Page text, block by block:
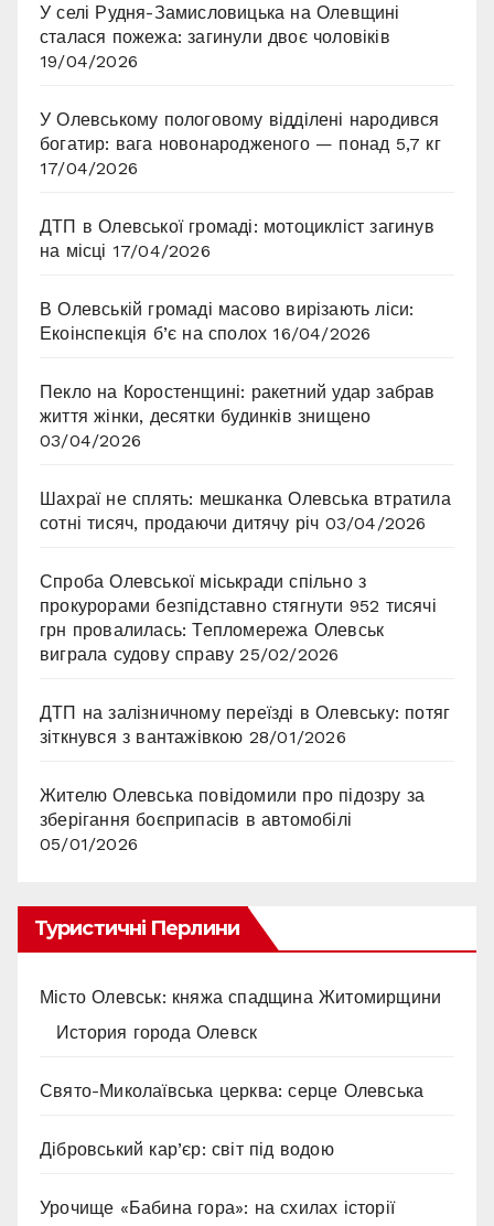
У селі Рудня-Замисловицька на Олевщині
сталася пожежа: загинули двоє чоловіків
19/04/2026
У Олевському пологовому відділені народився
богатир: вага новонародженого — понад 5,7 кг
17/04/2026
ДТП в Олевської громаді: мотоцикліст загинув
на місці 17/04/2026
В Олевській громаді масово вирізають ліси:
Екоінспекція б’є на сполох 16/04/2026
Пекло на Коростенщині: ракетний удар забрав
життя жінки, десятки будинків знищено
03/04/2026
Шахраї не сплять: мешканка Олевська втратила
сотні тисяч, продаючи дитячу річ 03/04/2026
Спроба Олевської міськради спільно з
прокурорами безпідставно стягнути 952 тисячі
грн провалилась: Тепломережа Олевськ
виграла судову справу 25/02/2026
ДТП на залізничному переїзді в Олевську: потяг
зіткнувся з вантажівкою 28/01/2026
Жителю Олевська повідомили про підозру за
зберігання боєприпасів в автомобілі
05/01/2026
Туристичні Перлини
Місто Олевськ: княжа спадщина Житомирщини
История города Олевск
Свято-Миколаївська церква: серце Олевська
Дібровський кар’єр: світ під водою
Урочище «Бабина гора»: на схилах історії